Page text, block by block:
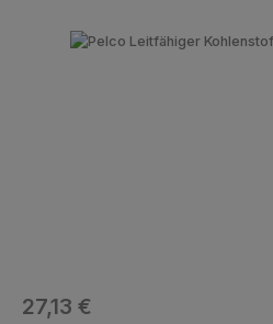
Bildergalerie überspringen
Regulärer Preis:
27,13 €